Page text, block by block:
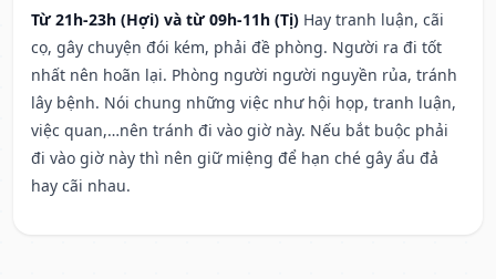
Từ 21h-23h (Hợi) và từ 09h-11h (Tị) Hay tranh luận, cãi
cọ, gây chuyện đói kém, phải đề phòng. Người ra đi tốt
nhất nên hoãn lại. Phòng người người nguyền rủa, tránh
lây bệnh. Nói chung những việc như hội họp, tranh luận,
việc quan,…nên tránh đi vào giờ này. Nếu bắt buộc phải
đi vào giờ này thì nên giữ miệng để hạn ché gây ẩu đả
hay cãi nhau.